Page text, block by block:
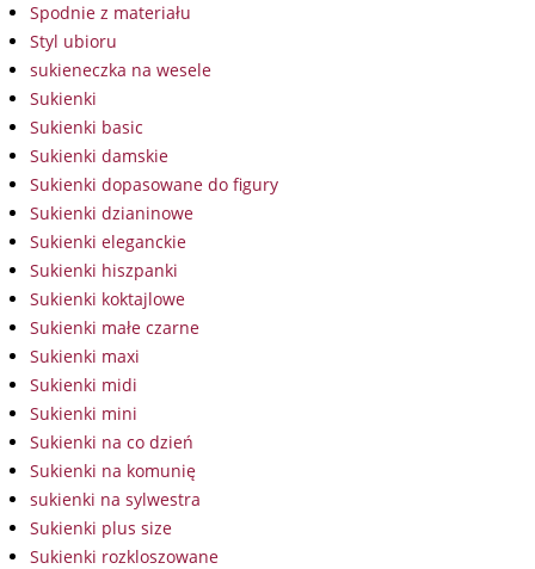
Spodnie z materiału
Styl ubioru
sukieneczka na wesele
Sukienki
Sukienki basic
Sukienki damskie
Sukienki dopasowane do figury
Sukienki dzianinowe
Sukienki eleganckie
Sukienki hiszpanki
Sukienki koktajlowe
Sukienki małe czarne
Sukienki maxi
Sukienki midi
Sukienki mini
Sukienki na co dzień
Sukienki na komunię
sukienki na sylwestra
Sukienki plus size
Sukienki rozkloszowane